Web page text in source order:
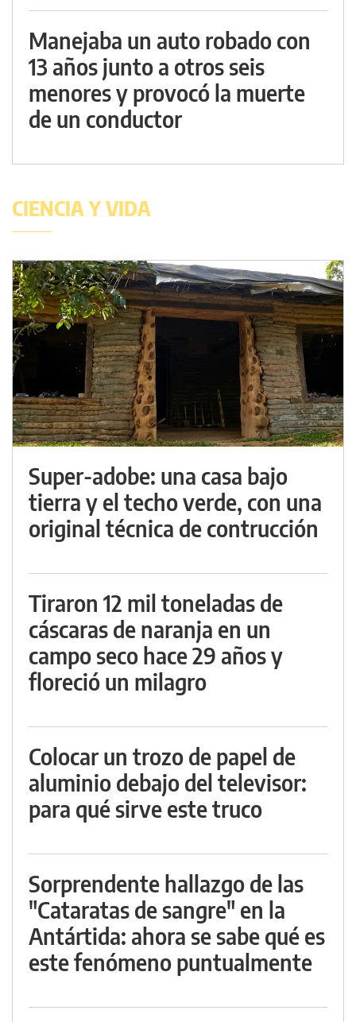
Manejaba un auto robado con
13 años junto a otros seis
menores y provocó la muerte
de un conductor
CIENCIA Y VIDA
Super-adobe: una casa bajo
tierra y el techo verde, con una
original técnica de contrucción
Tiraron 12 mil toneladas de
cáscaras de naranja en un
campo seco hace 29 años y
floreció un milagro
Colocar un trozo de papel de
aluminio debajo del televisor:
para qué sirve este truco
Sorprendente hallazgo de las
"Cataratas de sangre" en la
Antártida: ahora se sabe qué es
este fenómeno puntualmente